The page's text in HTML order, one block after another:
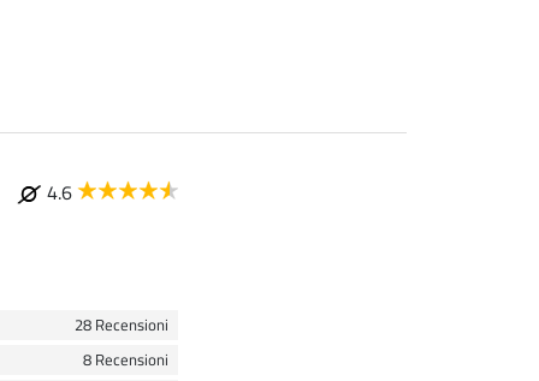
4.6
28 Recensioni
8 Recensioni